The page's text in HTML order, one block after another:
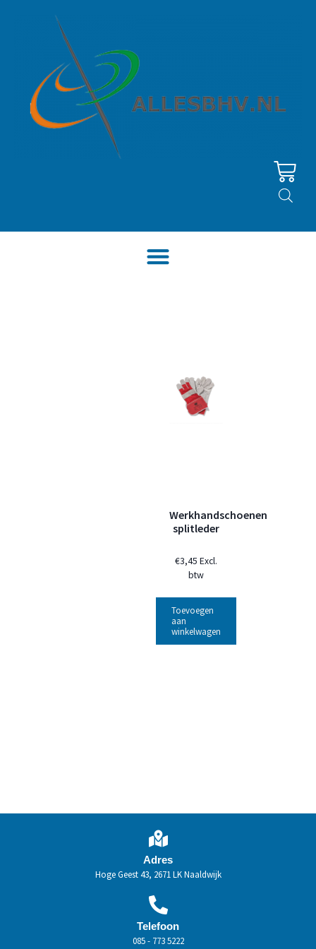
Werkhandschoenen
splitleder
€3,45 Excl.
btw
Toevoegen
aan
winkelwagen
Adres
Hoge Geest 43, 2671 LK Naaldwijk
Telefoon
085 - 773 5222